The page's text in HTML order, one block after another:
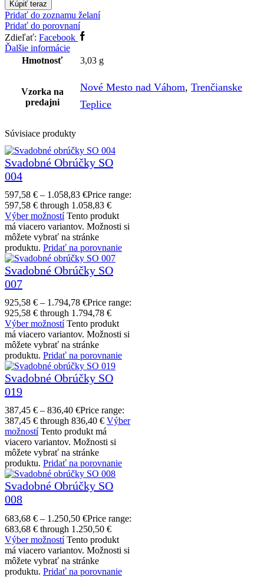
Kúpiť teraz
Pridať do zoznamu želaní
Pridať do porovnaní
Zdieľať: Facebook
Ďalšie informácie
Hmotnosť
3,03 g
Vzorka na
predajni
Nové Mesto nad Váhom, Trenčianske
Teplice
Súvisiace produkty
Svadobné Obrúčky SO
004
597,58 € – 1.058,83 €Price range:
597,58 € through 1.058,83 €
Výber možností Tento produkt
má viacero variantov. Možnosti si
môžete vybrať na stránke
produktu. Pridať na porovnanie
Svadobné Obrúčky SO
007
925,58 € – 1.794,78 €Price range:
925,58 € through 1.794,78 €
Výber možností Tento produkt
má viacero variantov. Možnosti si
môžete vybrať na stránke
produktu. Pridať na porovnanie
Svadobné Obrúčky SO
019
387,45 € – 836,40 €Price range:
387,45 € through 836,40 € Výber
možností Tento produkt má
viacero variantov. Možnosti si
môžete vybrať na stránke
produktu. Pridať na porovnanie
Svadobné Obrúčky SO
008
683,68 € – 1.250,50 €Price range:
683,68 € through 1.250,50 €
Výber možností Tento produkt
má viacero variantov. Možnosti si
môžete vybrať na stránke
produktu. Pridať na porovnanie